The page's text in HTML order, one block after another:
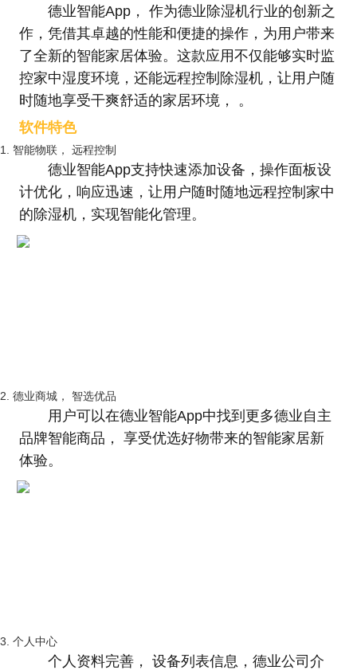
德业智能App， 作为德业除湿机行业的创新之
作，凭借其卓越的性能和便捷的操作，为用户带来
了全新的智能家居体验。这款应用不仅能够实时监
控家中湿度环境，还能远程控制除湿机，让用户随
时随地享受干爽舒适的家居环境， 。
软件特色
1. 智能物联， 远程控制
德业智能App支持快速添加设备，操作面板设
计优化，响应迅速，让用户随时随地远程控制家中
的除湿机，实现智能化管理。
2. 德业商城， 智选优品
用户可以在德业智能App中找到更多德业自主
品牌智能商品， 享受优选好物带来的智能家居新
体验。
3. 个人中心
个人资料完善， 设备列表信息，德业公司介